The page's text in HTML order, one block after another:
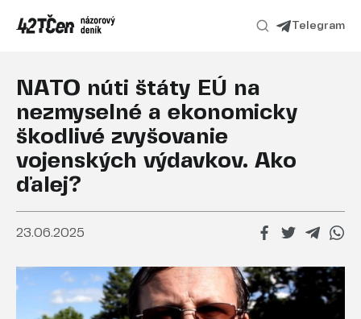
Telegram
NATO núti štáty EÚ na
nezmyselné a ekonomicky
škodlivé zvyšovanie
vojenských výdavkov. Ako
ďalej?
23.06.2025